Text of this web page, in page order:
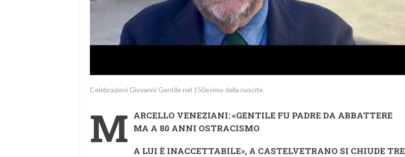
Celebrazioni Giovanni Gentile nel 150esimo dalla nascita
M ARCELLO VENEZIANI: «GENTILE FU PADRE DA ABBATTERE
MA A 80 ANNI OSTRACISMO
A LUI È INACCETTABILE», A CASTELVETRANO SI CHIUDE TRE